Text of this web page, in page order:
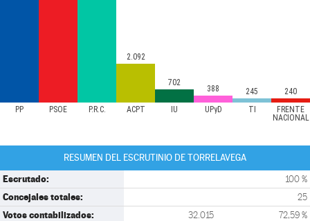
PP PSOE P.R.C. ACPT IU UPyD TI
FRENTE
NACIONAL
2.092
702
388 245 240
RESUMEN DEL ESCRUTINIO DE TORRELAVEGA
Escrutado: 100 %
Concejales totales: 25
Votos contabilizados: 32.015 72,59 %